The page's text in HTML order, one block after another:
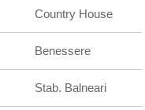
Country House
Benessere
Stab. Balneari